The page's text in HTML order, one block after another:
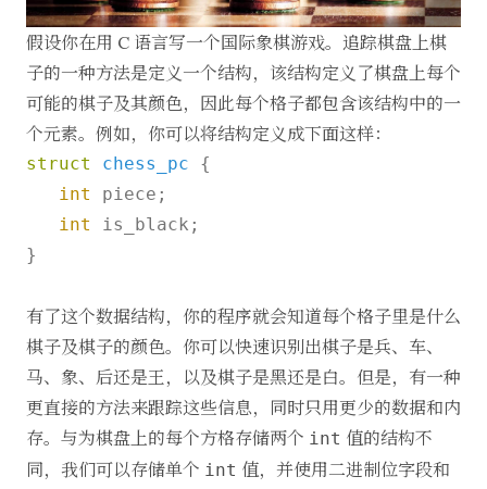
假设你在用 C 语言写一个国际象棋游戏。追踪棋盘上棋
子的一种方法是定义一个结构，该结构定义了棋盘上每个
可能的棋子及其颜色，因此每个格子都包含该结构中的一
个元素。例如，你可以将结构定义成下面这样：
struct chess_pc {
int
piece;
int
is_black;
}
有了这个数据结构，你的程序就会知道每个格子里是什么
棋子及棋子的颜色。你可以快速识别出棋子是兵、车、
马、象、后还是王，以及棋子是黑还是白。但是，有一种
更直接的方法来跟踪这些信息，同时只用更少的数据和内
存。与为棋盘上的每个方格存储两个 int 值的结构不
同，我们可以存储单个 int 值，并使用二进制位字段和